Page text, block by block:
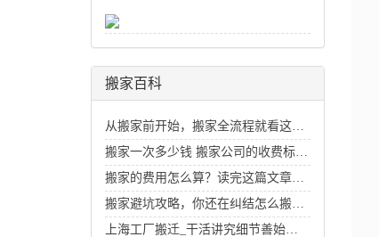
搬家百科
从搬家前开始，搬家全流程就看这一篇
搬家一次多少钱 搬家公司的收费标准价目表_搬家费用价格明细
搬家的费用怎么算？读完这篇文章你就知道了
搬家避坑攻略，你还在纠结怎么搬家好么？
上海工厂搬迁_干活讲究细节善始善终